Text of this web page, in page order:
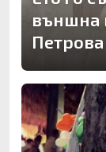
външна
Петрова